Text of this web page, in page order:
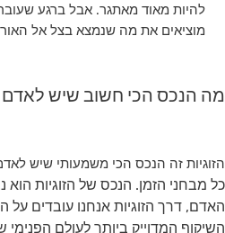
להיות מאוד מאתגר. אבל ברגע
מוציאים את מה שנמצא בצל אל
מה הנכס הכי חשוב שיש
הזוגיות זה הנכס הכי משמעותי שיש
כל מבחני הזמן. הנכס של הזוגיות
האדם, דרך הזוגיות אנחנו עובדים על
השיקוף המדוייק ביותר לעולם הפנימי